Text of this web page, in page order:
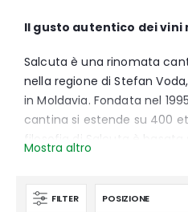
Il gusto autentico dei vini
Salcuta è una rinomata
nella regione di Stefan
in Moldavia. Fondata nel
cantina si estende su 400
filosofia di Salcuta è basata
Salcuta produce vini che
Mostra altro
FILTER